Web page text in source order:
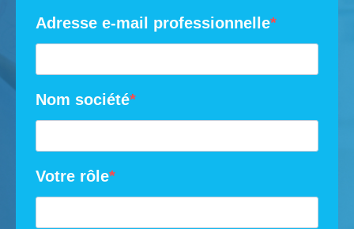
Adresse e-mail professionnelle
Nom société
Votre rôle